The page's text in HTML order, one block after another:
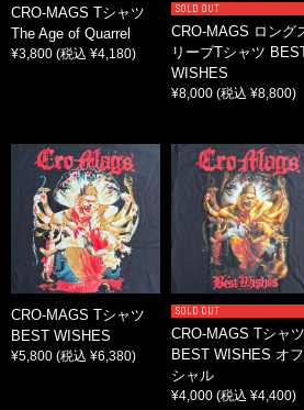
CRO-MAGS Tシャツ
The Age of Quarrel
¥3,800 (税込 ¥4,180)
SOLD OUT
CRO-MAGS ロング
リーブTシャツ
WISHES
¥8,000 (税込 ¥8,800)
CRO-MAGS Tシャツ
BEST WISHES
¥5,800 (税込 ¥6,380)
SOLD OUT
CRO-MAGS Tシャツ
BEST WISHES オ
シャル
¥4,000 (税込 ¥4,400)